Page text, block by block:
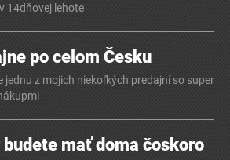
14dňovej lehote
po celom Česku
jednu z mojich niekoľkých predajní so super
budete mať doma čoskoro